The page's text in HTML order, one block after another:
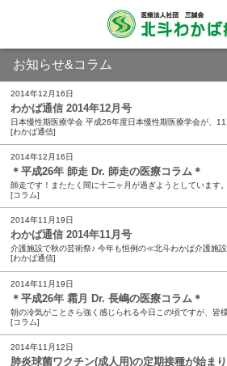
お知らせ&コラム
2014年12月16日
わかば通信 2014年12月号
[わかば通信]
2014年12月16日
＊平成26年 師走 Dr. 師走の医療コラム＊
[コラム]
2014年11月19日
わかば通信 2014年11月号
[わかば通信]
2014年11月19日
＊平成26年 霜月 Dr. 長嶋の医療コラム＊
[コラム]
2014年11月12日
肺炎球菌ワクチン(成人用)の定期接種が始まり